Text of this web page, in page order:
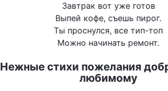
Завтрак вот уже готов
Выпей кофе, съешь пирог.
Ты проснулся, все тип-топ
Можно начинать ремонт.
Нежные стихи пожелания
любимому